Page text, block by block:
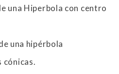
una Hiperbola con centro
una hipérbola
cónicas.